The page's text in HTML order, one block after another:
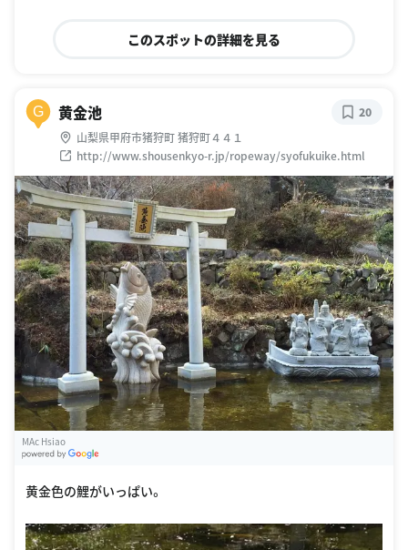
このスポットの詳細を見る
G 黄金池
山梨県甲府市猪狩町 猪狩町４４１
http://www.shousenkyo-r.jp/ropeway/syofukuike.html
20
MAc Hsiao
黄金色の鯉がいっぱい。